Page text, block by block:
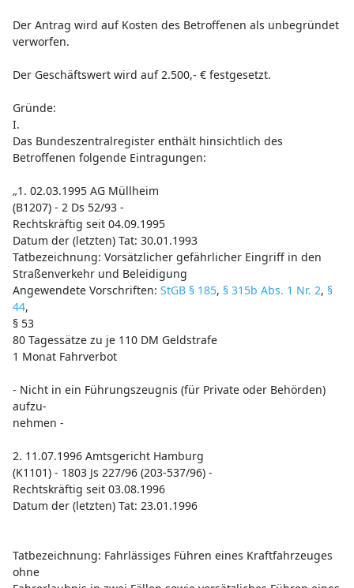
Der Antrag wird auf Kosten des Betroffenen als unbegründet
verworfen.
Der Geschäftswert wird auf 2.500,- € festgesetzt.
Gründe:
I.
Das Bundeszentralregister enthält hinsichtlich des
Betroffenen folgende Eintragungen:
„1. 02.03.1995 AG Müllheim
(B1207) - 2 Ds 52/93 -
Rechtskräftig seit 04.09.1995
Datum der (letzten) Tat: 30.01.1993
Tatbezeichnung: Vorsätzlicher gefährlicher Eingriff in den
Straßenverkehr und Beleidigung
Angewendete Vorschriften: StGB § 185, § 315b Abs. 1 Nr. 2, §
44,
§ 53
80 Tagessätze zu je 110 DM Geldstrafe
1 Monat Fahrverbot
- Nicht in ein Führungszeugnis (für Private oder Behörden)
aufzu-
nehmen -
2. 11.07.1996 Amtsgericht Hamburg
(K1101) - 1803 Js 227/96 (203-537/96) -
Rechtskräftig seit 03.08.1996
Datum der (letzten) Tat: 23.01.1996
Tatbezeichnung: Fahrlässiges Führen eines Kraftfahrzeuges
ohne